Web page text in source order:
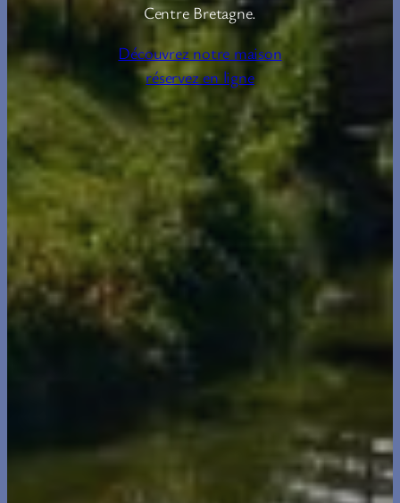
Centre Bretagne.
Découvrez notre maison
réservez en ligne